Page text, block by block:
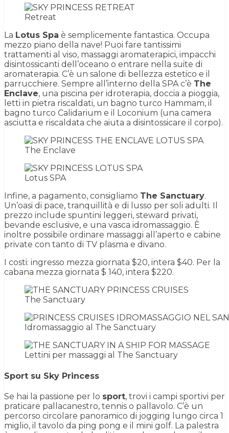
Retreat
La Lotus Spa è semplicemente fantastica. Occupa
mezzo piano della nave! Puoi fare tantissimi
trattamenti al viso, massaggi aromaterapici, impacchi
disintossicanti dell’oceano o entrare nella suite di
aromaterapia. C’è un salone di bellezza estetico e il
parrucchiere. Sempre all’interno della SPA c’è The
Enclave, una piscina per idroterapia, doccia a pioggia,
letti in pietra riscaldati, un bagno turco Hammam, il
bagno turco Calidarium e il Loconium (una camera
asciutta e riscaldata che aiuta a disintossicare il corpo).
The Enclave
Lotus SPA
Infine, a pagamento, consigliamo The Sanctuary.
Un’oasi di pace, tranquillità e di lusso per soli adulti. Il
prezzo include spuntini leggeri, steward privati,
bevande esclusive, e una vasca idromassaggio. È
inoltre possibile ordinare massaggi all’aperto e cabine
private con tanto di TV plasma e divano.
I costi: ingresso mezza giornata $20, intera $40. Per la
cabana mezza giornata $ 140, intera $220.
The Sanctuary
Idromassaggio al The Sanctuary
Lettini per massaggi al The Sanctuary
Sport su Sky Princess
Se hai la passione per lo sport, trovi i campi sportivi per
praticare pallacanestro, tennis o pallavolo. C’è un
percorso circolare panoramico di jogging lungo circa 1
miglio, il tavolo da ping pong e il mini golf. La palestra